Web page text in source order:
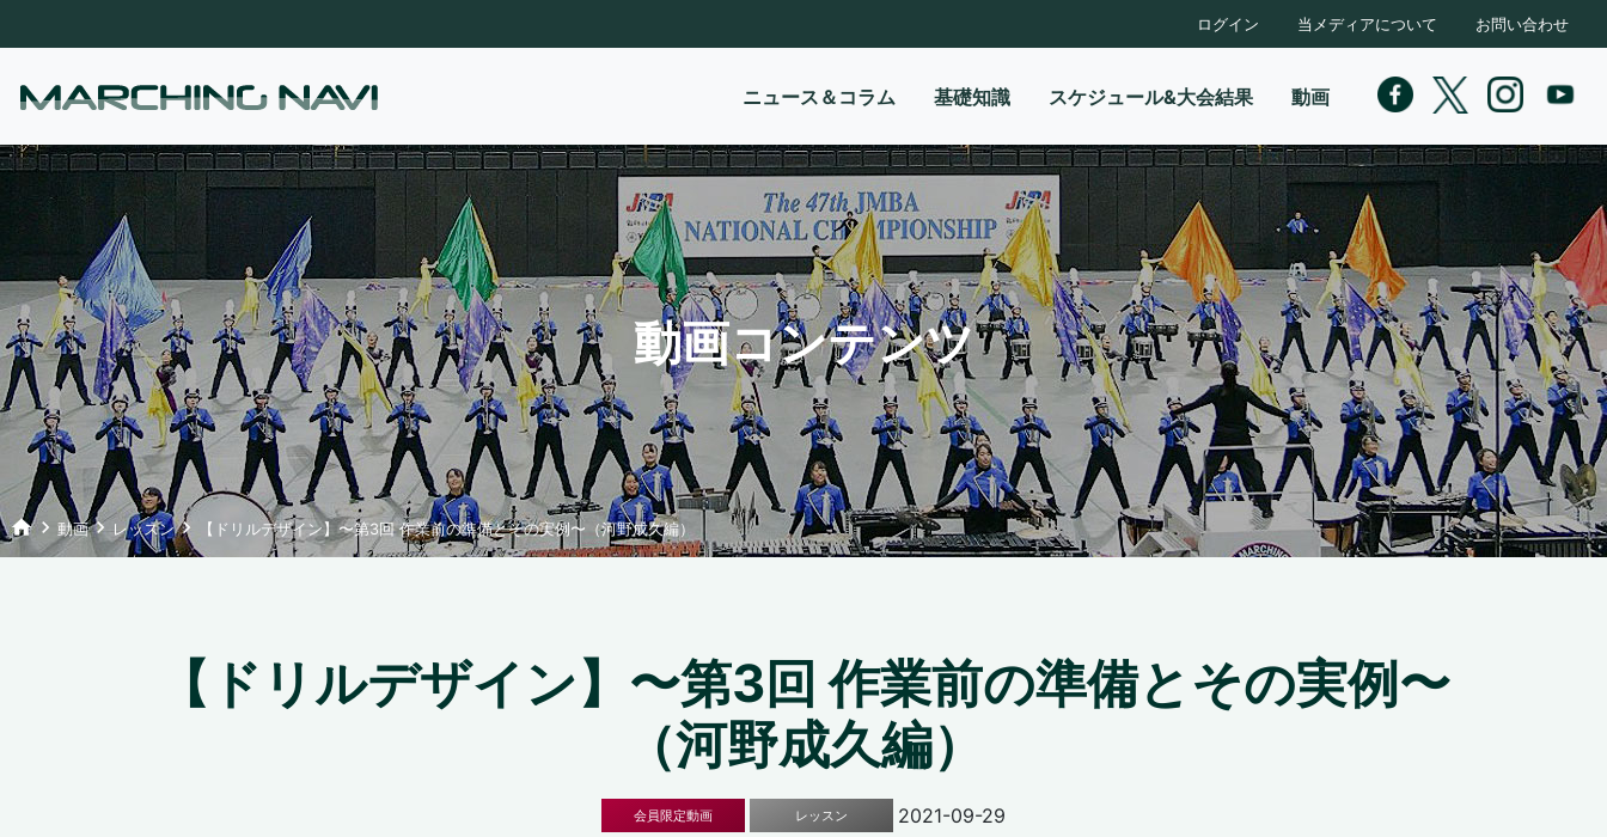
ログイン 当メディアについて お問い合わせ
ニュース＆コラム 基礎知識 スケジュール&大会結果 動画
動画コンテンツ
homekeyboard_arrow_right 動画keyboard_arrow_rightレッスンkeyboard_arrow_right 【ドリルデザイン】〜第3回 作業前の準備とその実例〜（河野成久編）
【ドリルデザイン】〜第3回 作業前の準備とその実例〜
（河野成久編）
会員限定動画 レッスン 2021-09-29